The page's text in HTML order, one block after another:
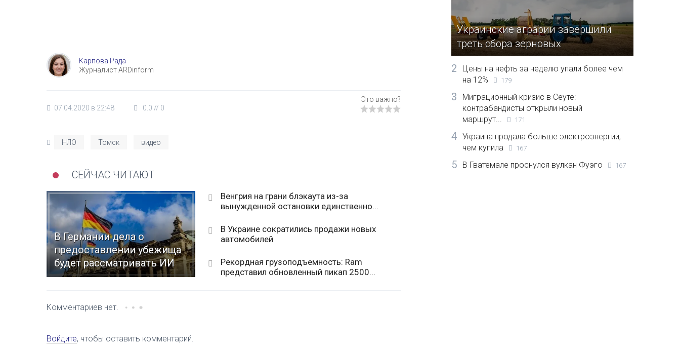
Карпова Рада
Журналист ARDinform
07.04.2020 в 22:48 0.0 // 0
НЛО Томск видео
СЕЙЧАС ЧИТАЮТ
В Германии дела о
предоставлении убежища
будет рассматривать ИИ
Венгрия на грани блэкаута из-за
вынужденной остановки единственно...
В Украине сократились продажи новых
автомобилей
Рекордная грузоподъемность: Ram
представил обновленный пикап 2500...
Комментариев нет.
Войдите, чтобы оставить комментарий.
Украинские аграрии завершили
треть сбора зерновых
2
Цены на нефть за неделю упали более чем
на 12%
179
3
Миграционный кризис в Сеуте:
контрабандисты открыли новый
маршрут...
171
4
Украина продала больше электроэнергии,
чем купила
167
5 В Гватемале проснулся вулкан Фуэго 167